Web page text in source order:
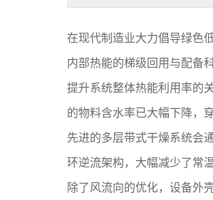
在现代制造业大力倡导绿色
内部热能的梯级回用与配备
提升系统整体热能利用率的
的物料含水率已大幅下降，
先进的多层带式干燥系统会
环逆流架构，大幅减少了常
除了风流向的优化，设备外